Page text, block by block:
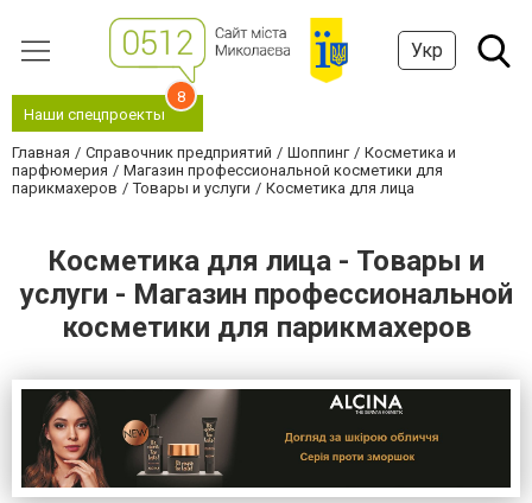
Укр
Наши спецпроекты
8
Главная Справочник предприятий Шоппинг
Косметика и
парфюмерия
Магазин профессиональной косметики для
парикмахеров
Товары и услуги Косметика для лица
Косметика для лица - Товары и
услуги - Магазин профессиональной
косметики для парикмахеров